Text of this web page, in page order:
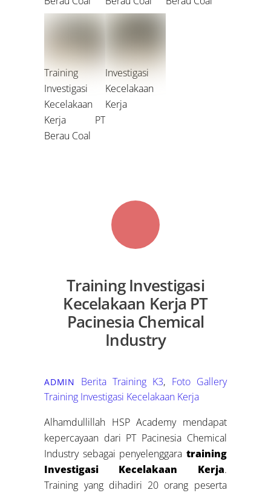
Training
Investigasi
Kecelakaan
Kerja PT
Berau Coal
Investigasi
Kecelakaan
Kerja
Training Investigasi
Kecelakaan Kerja PT
Pacinesia Chemical
Industry
ADMIN Berita Training K3, Foto Gallery
Training Investigasi Kecelakaan Kerja
Alhamdullillah HSP Academy mendapat
kepercayaan dari PT Pacinesia Chemical
Industry sebagai penyelenggara training
Investigasi Kecelakaan Kerja.
Training yang dihadiri 20 orang peserta